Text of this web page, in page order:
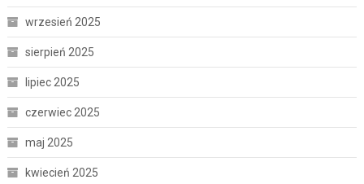
wrzesień 2025
sierpień 2025
lipiec 2025
czerwiec 2025
maj 2025
kwiecień 2025